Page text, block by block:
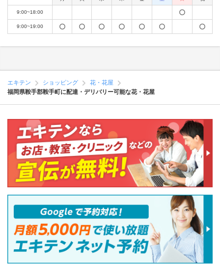
9:00~18:00
9:00~19:00
エキテン ショッピング
花・花屋
福岡県鞍手郡鞍手町に配達・デリバリー可能な花・花屋